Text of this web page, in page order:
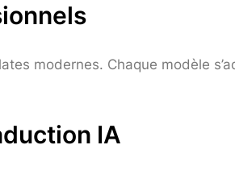
modernes. Chaque modèle
IA